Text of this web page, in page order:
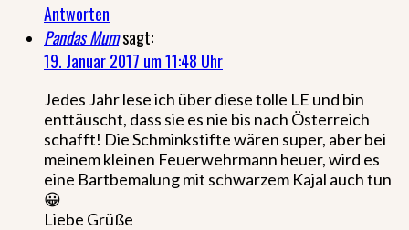
Antworten
Pandas Mumsagt:
19. Januar 2017 um 11:48 Uhr
Jedes Jahr lese ich über diese tolle LE und bin
enttäuscht, dass sie es nie bis nach Österreich
schafft! Die Schminkstifte wären super, aber bei
meinem kleinen Feuerwehrmann heuer, wird es
eine Bartbemalung mit schwarzem Kajal auch tun
😀
Liebe Grüße